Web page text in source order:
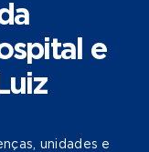
e
unidades e